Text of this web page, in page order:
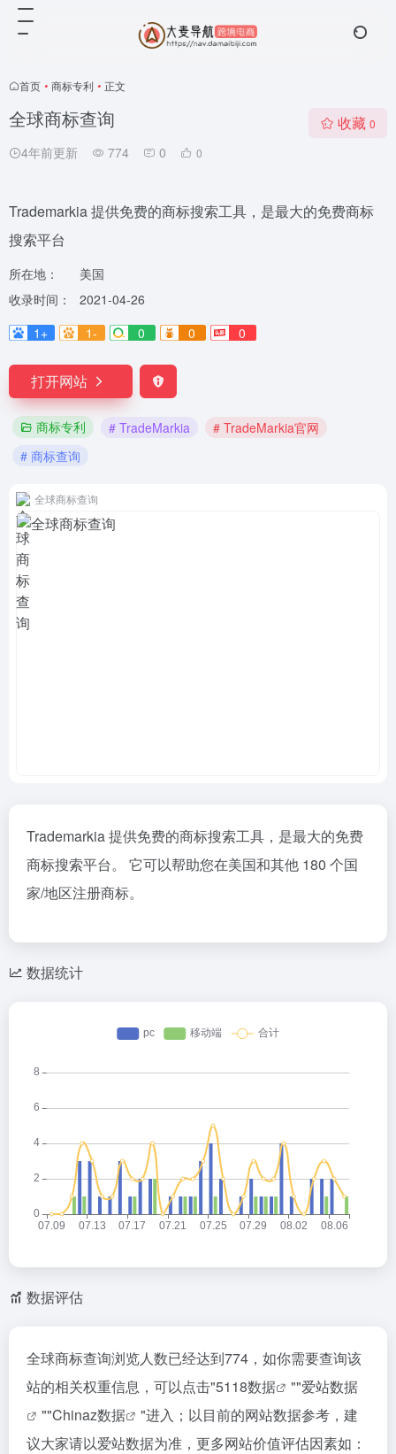
首页 • 商标专利 • 正文
全球商标查询
4年前更新 774 0 0
收藏 0
Trademarkia 提供免费的商标搜索工具，是最大的免费商标
搜索平台
所在地：
美国
收录时间：
2021-04-26
1+
1- 0 0 0
打开网站
商标专利 # TradeMarkia
# TradeMarkia官网
# 商标查询
全球商标查询
Trademarkia 提供免费的商标搜索工具，是最大的免费
商标搜索平台。 它可以帮助您在美国和其他 180 个国
家/地区注册商标。
数据统计
数据评估
全球商标查询浏览人数已经达到774，如你需要查询该
站的相关权重信息，可以点击"5118数据 ""爱站数据
""Chinaz数据
"进入；以目前的网站数据参考，建
议大家请以爱站数据为准，更多网站价值评估因素如：